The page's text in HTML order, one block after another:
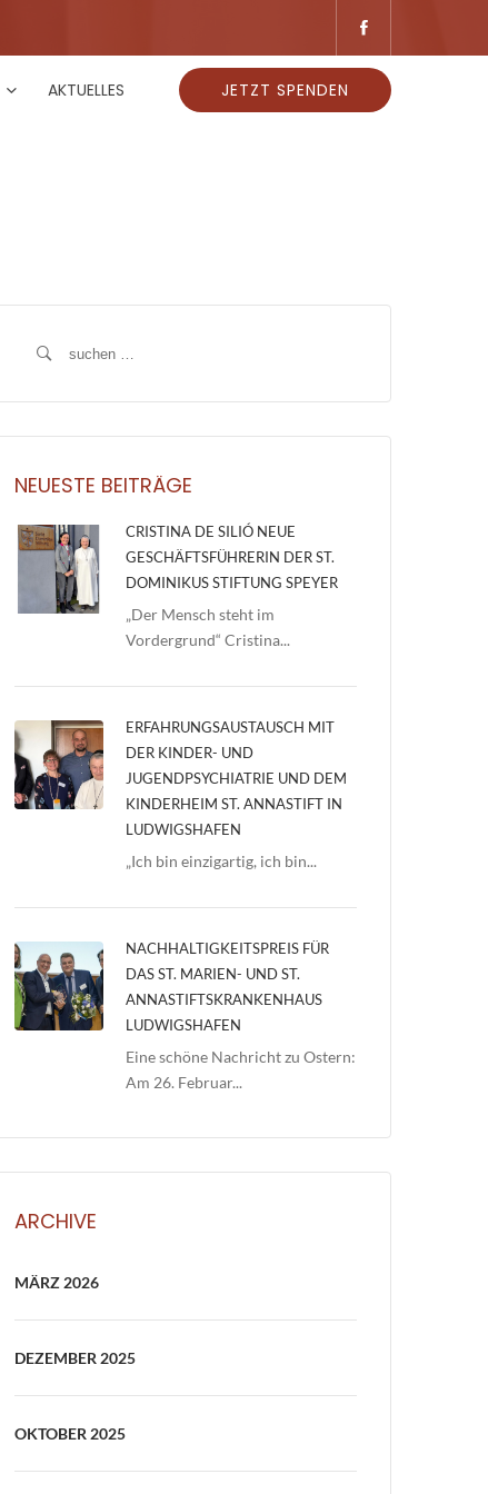
AKTUELLES JETZT SPENDEN
nach:
NEUESTE BEITRÄGE
CRISTINA DE SILIÓ NEUE
GESCHÄFTSFÜHRERIN DER ST.
DOMINIKUS STIFTUNG SPEYER
„Der Mensch steht im
Vordergrund“ Cristina...
ERFAHRUNGSAUSTAUSCH MIT
DER KINDER- UND
JUGENDPSYCHIATRIE UND DEM
KINDERHEIM ST. ANNASTIFT IN
LUDWIGSHAFEN
„Ich bin einzigartig, ich bin...
NACHHALTIGKEITSPREIS FÜR
DAS ST. MARIEN- UND ST.
ANNASTIFTSKRANKENHAUS
LUDWIGSHAFEN
Eine schöne Nachricht zu Ostern:
Am 26. Februar...
ARCHIVE
MÄRZ 2026
DEZEMBER 2025
OKTOBER 2025